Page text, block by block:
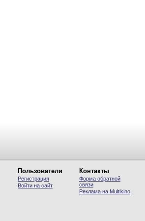
Пользователи
Регистрация
Войти на сайт
Контакты
Форма обратной
связи
Реклама на Multikino